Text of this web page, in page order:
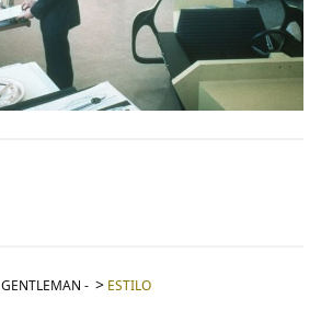
GENTLEMAN - ESTILO